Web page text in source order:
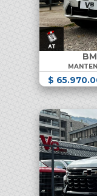
$